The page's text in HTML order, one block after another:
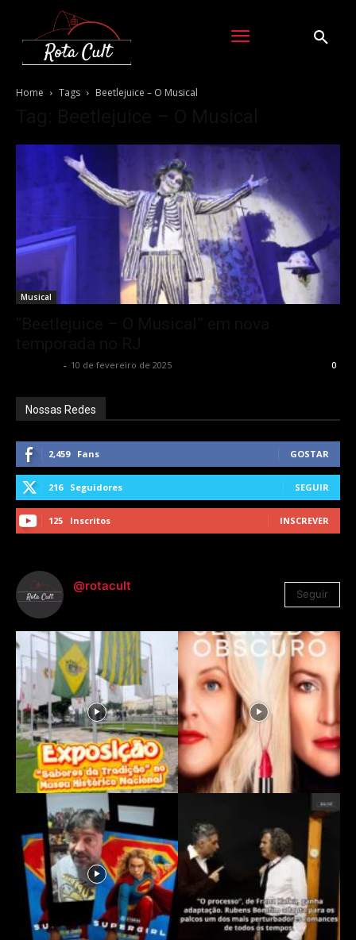
Home Tags Beetlejuice – O Musical
Musical
- 10 de fevereiro de 2025 0
Nossas Redes
2,459 Fans GOSTAR
216 Seguidores SEGUIR
125 Inscritos INSCREVER
@rotacult
Seguir